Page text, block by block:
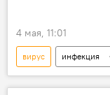
4 мая, 11:01
вирус инфекция